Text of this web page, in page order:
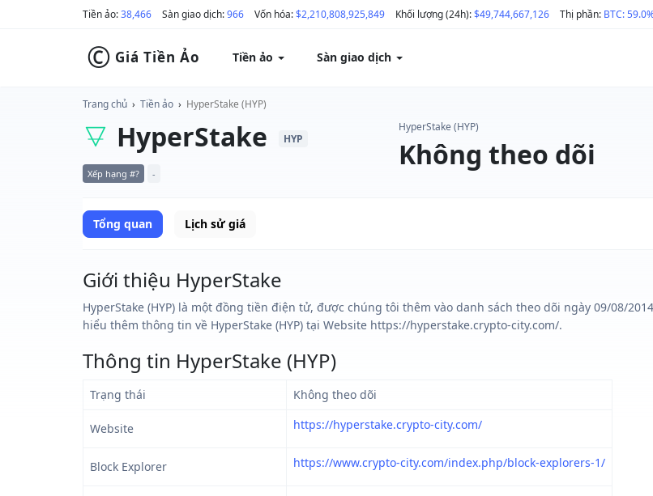
Tiền ảo:38,466 Sàn giao dịch:966 Vốn hóa:$2,210,808,925,849 Khối lượng (24h):$49,744,667,126 Thị phần: BTC:
© Giá Tiền Ảo Tiền ảo Sàn giao dịch
Trang chủ › Tiền ảo › HyperStake (HYP)
HyperStake HYP
Xếp hạng #? -
HyperStake (HYP)
Không theo dõi
Tổng quan Lịch sử giá
Giới thiệu HyperStake
HyperStake (HYP) là một đồng tiền điện tử, được chúng tôi thêm vào danh sách theo dõi ngày 09/08/
hiểu thêm thông tin về HyperStake (HYP) tại Website https://hyperstake.crypto-city.com/.
Thông tin HyperStake (HYP)
Trạng thái Không theo dõi
Website https://hyperstake.crypto-city.com/
Block Explorer https://www.crypto-city.com/index.php/block-explorers-1/